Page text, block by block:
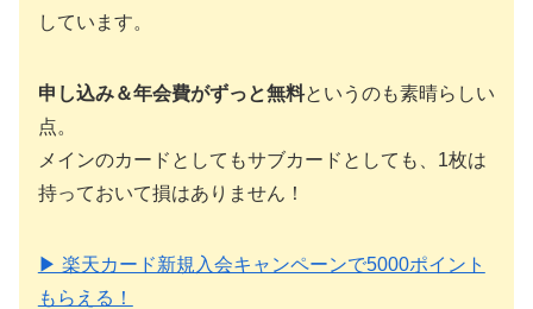
しています。
申し込み＆年会費がずっと無料というのも素晴らしい
点。
メインのカードとしてもサブカードとしても、1枚は
持っておいて損はありません！
▶ 楽天カード新規入会キャンペーンで5000ポイント
もらえる！